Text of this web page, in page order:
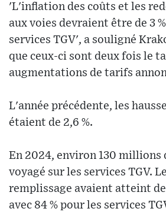
'L'inflation des coûts et les
aux voies devraient être de 3
services TGV', a souligné
que ceux-ci sont deux fois le
augmentations de tarifs
L'année précédente, les
étaient de 2,6 %.
En 2024, environ 130 millions
voyagé sur les services TGV.
remplissage avaient atteint
avec 84 % pour les services